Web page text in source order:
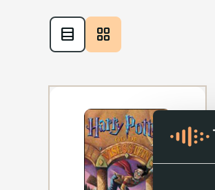
table_rows grid_view